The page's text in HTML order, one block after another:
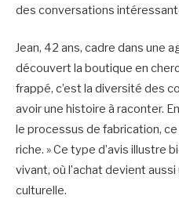
des conversations
Jean, 42 ans, cadre dans une
découvert la boutique en
frappé, c’est la diversité des
avoir une histoire à raconter.
le processus de fabrication, ce
riche. » Ce type d’avis illustre
vivant, où l’achat devient
culturelle.